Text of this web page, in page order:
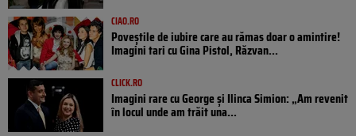
CIAO.RO
Poveştile de iubire care au rămas doar o amintire!
Imagini tari cu Gina Pistol, Răzvan...
CLICK.RO
Imagini rare cu George și Ilinca Simion: „Am revenit
în locul unde am trăit una...